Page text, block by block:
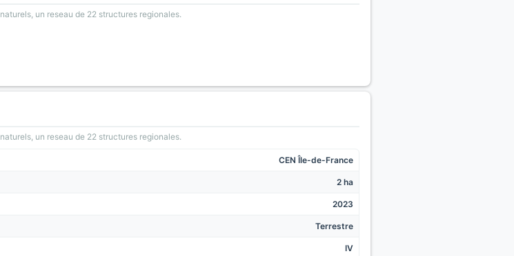
un reseau de 22 structures regionales.
un reseau de 22 structures regionales.
CEN Île-de-France
2 ha
2023
Terrestre
IV